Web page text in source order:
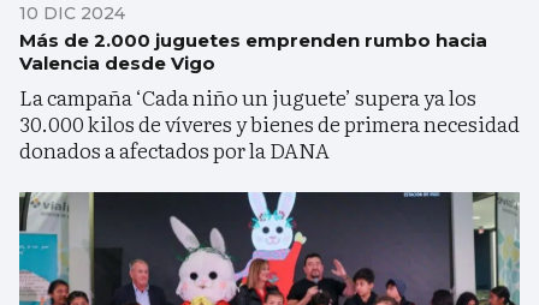
10 DIC 2024
Más de 2.000 juguetes emprenden rumbo hacia
Valencia desde Vigo
La campaña ‘Cada niño un juguete’ supera ya los
30.000 kilos de víveres y bienes de primera necesidad
donados a afectados por la DANA